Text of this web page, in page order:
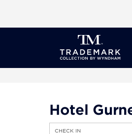
de viaje de Wyndham, además, gana
Hotel
CHECK IN